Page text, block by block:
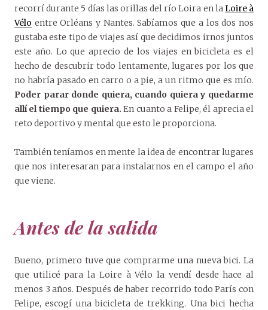
recorrí durante 5 días las orillas del río Loira en laLoire à
Vélo entre Orléans y Nantes. Sabíamos que a los dos nos
gustaba este tipo de viajes así que decidimos irnos juntos
este año. Lo que aprecio de los viajes en bicicleta es el
hecho de descubrir todo lentamente, lugares por los que
no habría pasado en carro o a pie, a un ritmo que es mío.
Poder parar donde quiera, cuando quiera y quedarme
allí el tiempo que quiera. En cuanto a Felipe, él aprecia el
reto deportivo y mental que esto le proporciona.
También teníamos en mente la idea de encontrar lugares
que nos interesaran para instalarnos en el campo el año
que viene.
Antes de la salida
Bueno, primero tuve que comprarme una nueva bici. La
que utilicé para la Loire à Vélo la vendí desde hace al
menos 3 años. Después de haber recorrido todo París con
Felipe, escogí una bicicleta de trekking. Una bici hecha